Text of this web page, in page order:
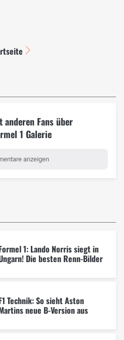
Fans über
1 Galerie
anzeigen
1: Lando Norris siegt in
Die besten Renn-Bilder
Technik: So sieht Aston
neue B-Version aus